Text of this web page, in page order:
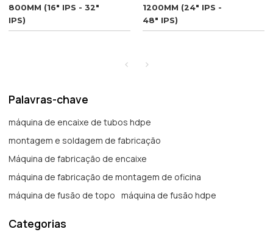
800MM (16" IPS - 32"
IPS)
1200MM (24" IPS -
48" IPS)
Palavras-chave
máquina de encaixe de tubos hdpe
montagem e soldagem de fabricação
Máquina de fabricação de encaixe
máquina de fabricação de montagem de oficina
máquina de fusão de topo
máquina de fusão hdpe
Categorias